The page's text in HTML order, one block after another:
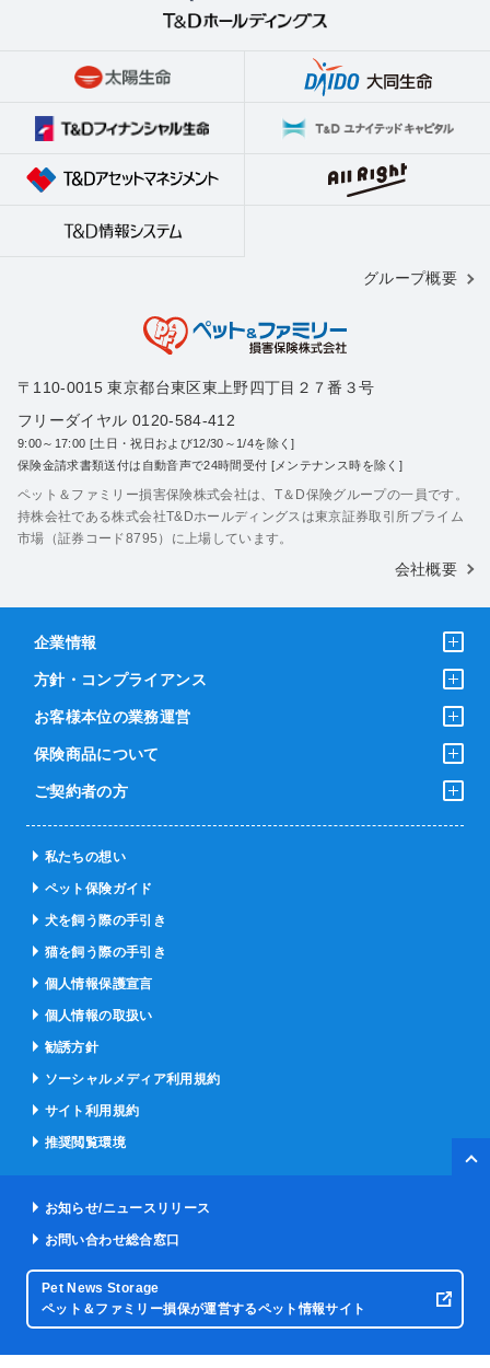
また、原則として、健康体であることが条件となります。
お引き受けに当たっては、告知内容等に対する引受審査を
行います。
引受審査の結果によっては、お引受けをお断りしたり、特
定の病気についての保険金をお支払い対象外とすることを
ます。
契約者とし、ご契約者ご自身でご契約手続きをいただく必
要がございます。
※保険金の請求は原則として被保険者の方が行っていただ
く必要あり、保険証券・保険契約継続証・継続案内・異動
手続書類は契約者ご本人宛に送付されるほか、解約などの
申し出のみの受付としています。
グループ概要
〒110-0015 東京都台東区東上野四丁目２７番３号
フリーダイヤル 0120-584-412
9:00～17:00 [土日・祝日および12/30～1/4を除く]
保険金請求書類送付は自動音声で24時間受付 [メンテナンス時を除く]
ペット＆ファミリー損害保険株式会社は、T＆D保険グループの一員です。
持株会社である株式会社T&Dホールディングスは東京証券取引所プライム
市場（証券コード8795）に上場しています。
会社概要
企業情報
方針・コンプライアンス
お客様本位の業務運営
保険商品について
ご契約者の方
私たちの想い
ペット保険ガイド
犬を飼う際の手引き
猫を飼う際の手引き
個人情報保護宣言
個人情報の取扱い
勧誘方針
ソーシャルメディア利用規約
サイト利用規約
推奨閲覧環境
お知らせ/ニュースリリース
お問い合わせ総合窓口
Pet News Storage
ペット＆ファミリー損保が運営するペット情報サイト